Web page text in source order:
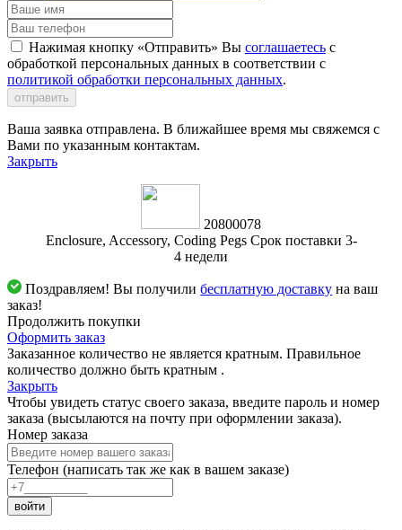
Нажимая кнопку «Отправить» Вы соглашаетесь с
обработкой персональных данных в соответствии с
политикой обработки персональных данных.
отправить
Ваша заявка отправлена. В ближайшее время мы свяжемся с
Вами по указанным контактам.
Закрыть
20800078
Enclosure, Accessory, Coding Pegs Срок поставки 3-
4 недели
Поздравляем! Вы получилибесплатную доставку на ваш
заказ!
Продолжить покупки
Оформить заказ
Заказанное количество не является кратным. Правильное
количество должно быть кратным .
Закрыть
Чтобы увидеть статус своего заказа, введите пароль и номер
заказа (высылаются на почту при оформлении заказа).
Номер заказа
Телефон (написать так же как в вашем заказе)
войти